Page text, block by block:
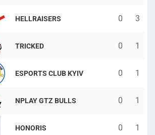
HELLRAISERS 0 3
TRICKED 0 1
ESPORTS CLUB KYIV 0 1
NPLAY GTZ BULLS 0 1
HONORIS 0 1